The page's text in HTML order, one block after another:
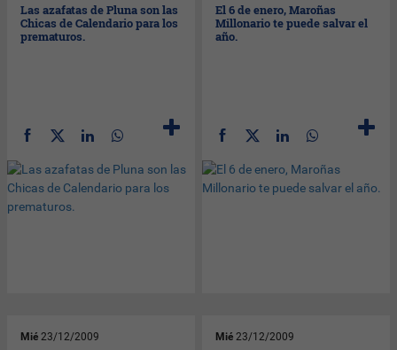
Las azafatas de Pluna son las
Chicas de Calendario para los
prematuros.
El 6 de enero, Maroñas
Millonario te puede salvar el
año.
Mié 23/12/2009 Mié 23/12/2009